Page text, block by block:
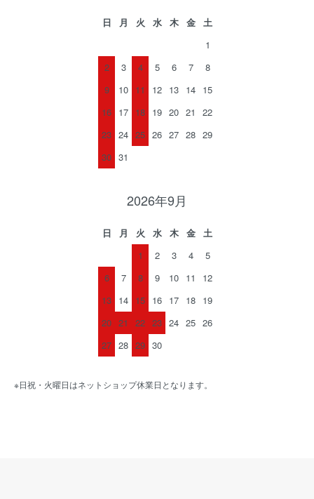
日 月 火 水 木 金
土
1
2
3 4 5 6 7
8
9
10 11 12 13 14 15
16 17 18 19 20 21
22
23 24 25 26 27 28 29
30 31
2026年9月
日 月 火 水 木 金
土
1
2 3 4
5
6
7 8 9 10 11
12
13 14 15 16 17 18 19
20 21 22 23 24 25 26
27 28 29 30
※日祝・火曜日はネットショップ休業日となります。